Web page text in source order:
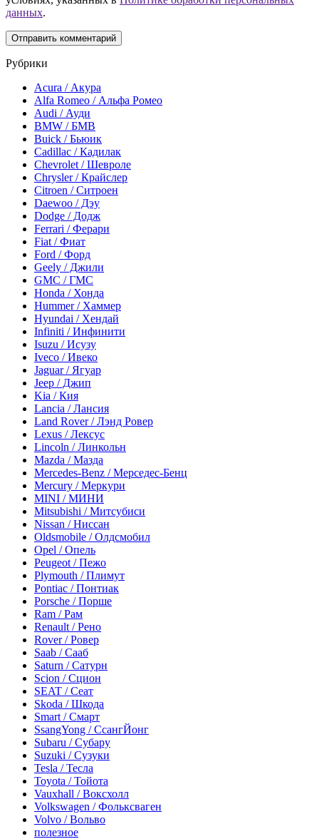
данных.
Рубрики
Acura / Акура
Alfa Romeo / Альфа Ромео
Audi / Ауди
BMW / БМВ
Buick / Бьюик
Cadillac / Кадилак
Chevrolet / Шевроле
Chrysler / Крайслер
Citroen / Ситроен
Daewoo / Дэу
Dodge / Додж
Ferrari / Ферари
Fiat / Фиат
Ford / Форд
Geely / Джили
GMC / ГМС
Honda / Хонда
Hummer / Хаммер
Hyundai / Хендай
Infiniti / Инфинити
Isuzu / Исузу
Iveco / Ивеко
Jaguar / Ягуар
Jeep / Джип
Kia / Кия
Lancia / Лансия
Land Rover / Лэнд Ровер
Lexus / Лексус
Lincoln / Линкольн
Mazda / Мазда
Mercedes-Benz / Мерседес-Бенц
Mercury / Меркури
MINI / МИНИ
Mitsubishi / Митсубиси
Nissan / Ниссан
Oldsmobile / Олдсмобил
Opel / Опель
Peugeot / Пежо
Plymouth / Плимут
Pontiac / Понтиак
Porsche / Порше
Ram / Рам
Renault / Рено
Rover / Ровер
Saab / Сааб
Saturn / Сатурн
Scion / Сцион
SEAT / Сеат
Skoda / Шкода
Smart / Смарт
SsangYong / СсангЙонг
Subaru / Субару
Suzuki / Сузуки
Tesla / Тесла
Toyota / Тойота
Vauxhall / Воксхолл
Volkswagen / Фольксваген
Volvo / Вольво
полезное